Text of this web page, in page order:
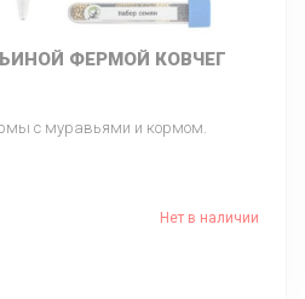
ФЕРМОЙ КОВЧЕГ
с муравьями и кормом.
Нет в наличии